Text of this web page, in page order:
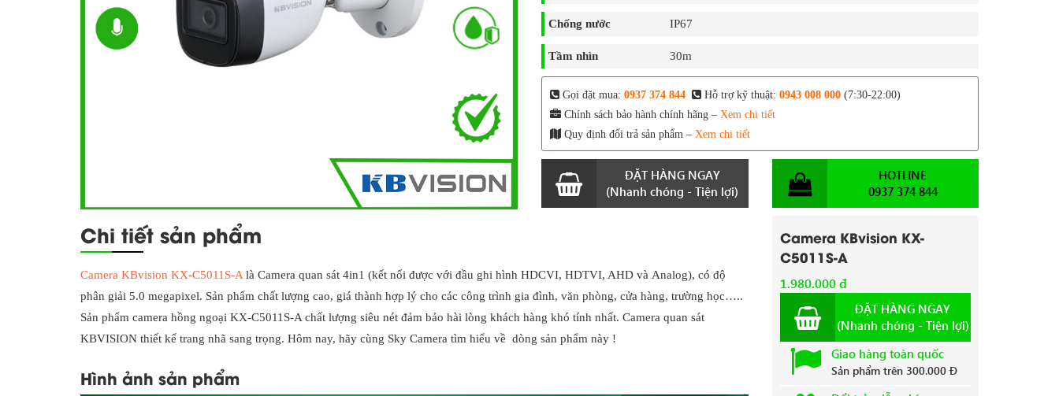
Chống nước IP67
Tầm nhìn 30m
Gọi đặt mua: 0937 374 844 Hỗ trợ kỹ thuật: 0943 008 000 (7:30-22:00)
Chính sách bảo hành chính hãng – Xem chi tiết
Quy định đổi trả sản phẩm – Xem chi tiết
ĐẶT HÀNG NGAY
(Nhanh chóng - Tiện lợi)
HOTLINE
0937 374 844
Chi tiết sản phẩm
Camera KBvision KX-C5011S-Alà Camera quan sát 4in1 (kết nối được với đầu ghi hình HDCVI, HDTVI, AHD và Analog), có độ
phân giải 5.0 megapixel. Sản phẩm chất lượng cao, giá thành hợp lý cho các công trình gia đình, văn phòng, cửa hàng, trường học…..
Sản phẩm camera hồng ngoại KX-C5011S-A chất lượng siêu nét đảm bảo hài lòng khách hàng khó tính nhất. Camera quan sát
KBVISION thiết kế trang nhã sang trọng. Hôm nay, hãy cùng Sky Camera tìm hiểu về dòng sản phẩm này !
Hình ảnh sản phẩm
Camera KBvision KX-
C5011S-A
1.980.000 đ
ĐẶT HÀNG NGAY
(Nhanh chóng - Tiện lợi)
Giao hàng toàn quốc
Sản phẩm trên 300.000 Đ